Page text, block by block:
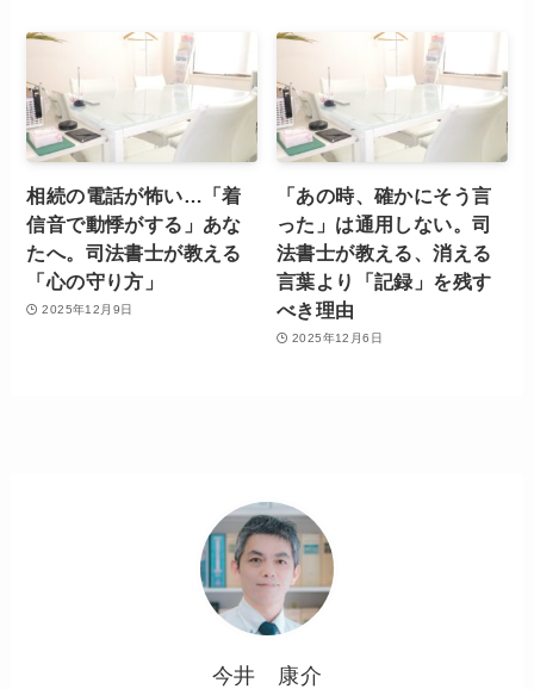
相続の電話が怖い…「着
信音で動悸がする」あな
たへ。司法書士が教える
「心の守り方」
2025年12月9日
「あの時、確かにそう言
った」は通用しない。司
法書士が教える、消える
言葉より「記録」を残す
べき理由
2025年12月6日
今井 康介